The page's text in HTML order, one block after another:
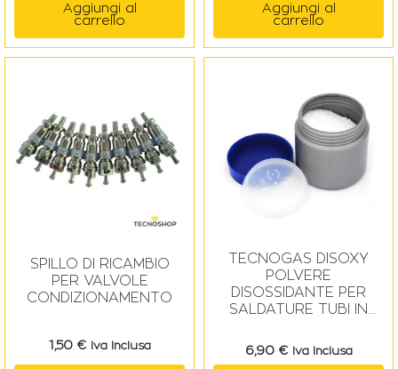
Aggiungi al
carrello
Aggiungi al
carrello
SPILLO DI RICAMBIO
PER VALVOLE
CONDIZIONAMENTO
1,50 € Iva Inclusa
TECNOGAS DISOXY
POLVERE
DISOSSIDANTE PER
SALDATURE TUBI IN
6,90 € Iva Inclusa